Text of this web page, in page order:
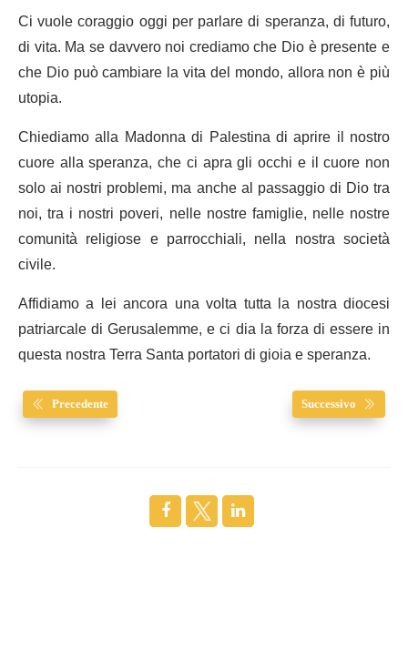
Ci vuole coraggio oggi per parlare di speranza, di futuro,
di vita. Ma se davvero noi crediamo che Dio è presente e
che Dio può cambiare la vita del mondo, allora non è più
utopia.
Chiediamo alla Madonna di Palestina di aprire il nostro
cuore alla speranza, che ci apra gli occhi e il cuore non
solo ai nostri problemi, ma anche al passaggio di Dio tra
noi, tra i nostri poveri, nelle nostre famiglie, nelle nostre
comunità religiose e parrocchiali, nella nostra società
civile.
Affidiamo a lei ancora una volta tutta la nostra diocesi
patriarcale di Gerusalemme, e ci dia la forza di essere in
questa nostra Terra Santa portatori di gioia e speranza.
Precedente Successivo